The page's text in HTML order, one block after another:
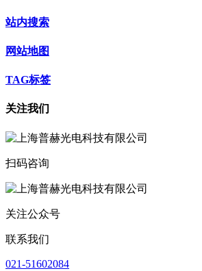
站内搜索
网站地图
TAG标签
关注我们
扫码咨询
关注公众号
联系我们
021-51602084